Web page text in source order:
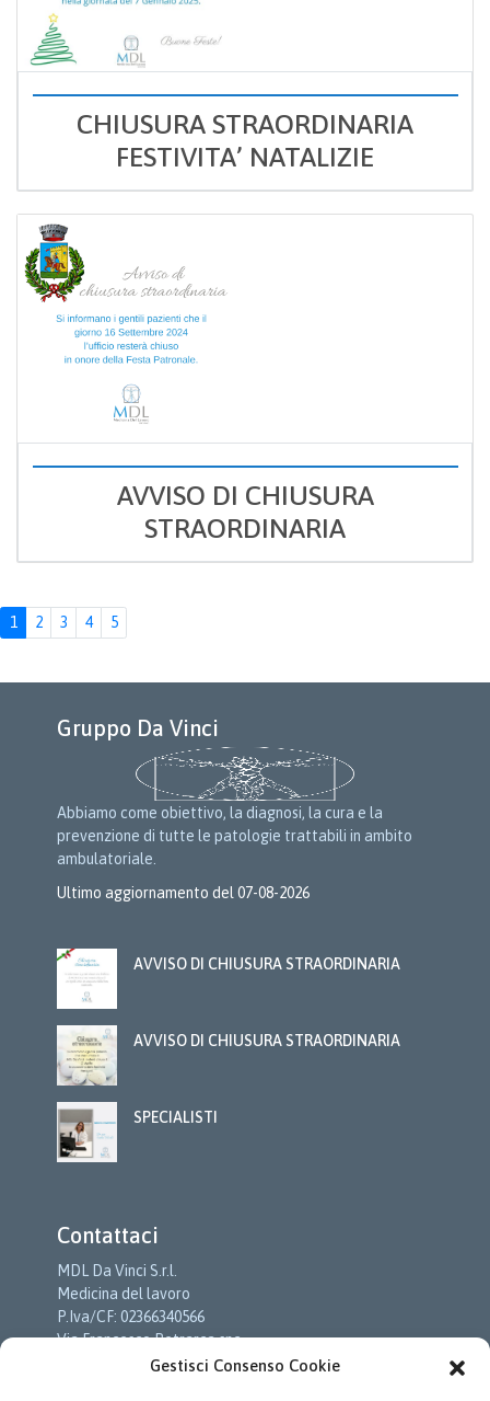
Gestisci Consenso Cookie
CHIUSURA STRAORDINARIA
FESTIVITA’ NATALIZIE
AVVISO DI CHIUSURA
STRAORDINARIA
1 2 3 4 5
Gruppo Da Vinci
Abbiamo come obiettivo, la diagnosi, la cura e la
prevenzione di tutte le patologie trattabili in ambito
ambulatoriale.
Ultimo aggiornamento del 07-08-2026
AVVISO DI CHIUSURA STRAORDINARIA
AVVISO DI CHIUSURA STRAORDINARIA
SPECIALISTI
Contattaci
MDL Da Vinci S.r.l.
Medicina del lavoro
P.Iva/CF: 02366340566
Via Francesco Petrarca snc
c/o Cittadella Della Salute